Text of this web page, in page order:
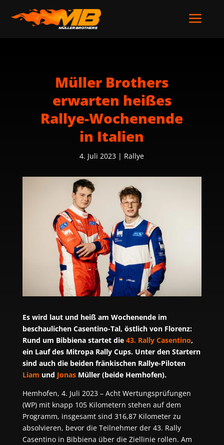
a
Müller Brothers
erwarten heißes
Rallye-Wochenende
in Italien
4. Juli 2023 | Rallye
Es wird laut und heiß am Wochenende im
beschaulichen Casentino-Tal, östlich von Florenz:
Rund um Bibbiena startet die 43. Rally Casentino,
ein Lauf des Mitropa Rally Cups. Unter den Startern
sind auch die beiden fränkischen Rallye-Piloten
Liam und JonasMüller (beide Hemhofen).
Hemhofen, 4. Juli 2023 – Acht Wertungsprüfungen
(WP) mit knapp 105 Kilometern stehen auf dem
Programm, insgesamt sind 316,87 Kilometer zu
absolvieren, bevor die Teilnehmer der 43. Rally
Casentino in Bibbiena über die Ziellinie rollen. Am